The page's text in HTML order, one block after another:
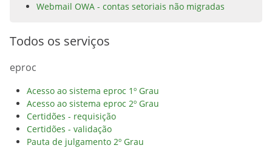
Webmail OWA - contas setoriais não migradas
Todos os serviços
eproc
Acesso ao sistema eproc 1º Grau
Acesso ao sistema eproc 2º Grau
Certidões - requisição
Certidões - validação
Pauta de julgamento 2º Grau